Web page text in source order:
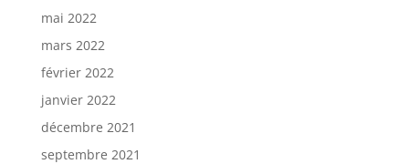
mai 2022
mars 2022
février 2022
janvier 2022
décembre 2021
septembre 2021